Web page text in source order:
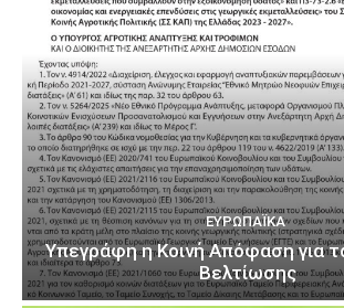
ΕΥΡΩΠΑΪΚΆ
Υπεγράφη η Κοινή Απόφαση για
Βελτίωσης